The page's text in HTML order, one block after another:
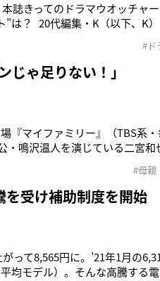
誌きってのドラマウオッチャ
は？ 20代編集・K（以下、K
#ド
じゃ足りない！」
『マイファミリー』（TBS系
鳴沢温人を演じている二宮和
るのがリフレッシュになるん
#母親
受け補助制度を開始
て8,565円に。’21年1月の
均モデル）。そんな高騰する